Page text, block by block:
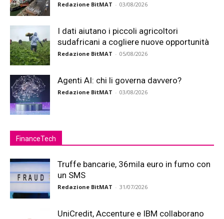
Redazione BitMAT - 03/08/2026
I dati aiutano i piccoli agricoltori
sudafricani a cogliere nuove opportunità
Redazione BitMAT - 05/08/2026
Agenti AI: chi li governa davvero?
Redazione BitMAT - 03/08/2026
FinanceTech
Truffe bancarie, 36mila euro in fumo con
un SMS
Redazione BitMAT - 31/07/2026
UniCredit, Accenture e IBM collaborano